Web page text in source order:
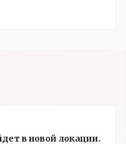
в новой локации.